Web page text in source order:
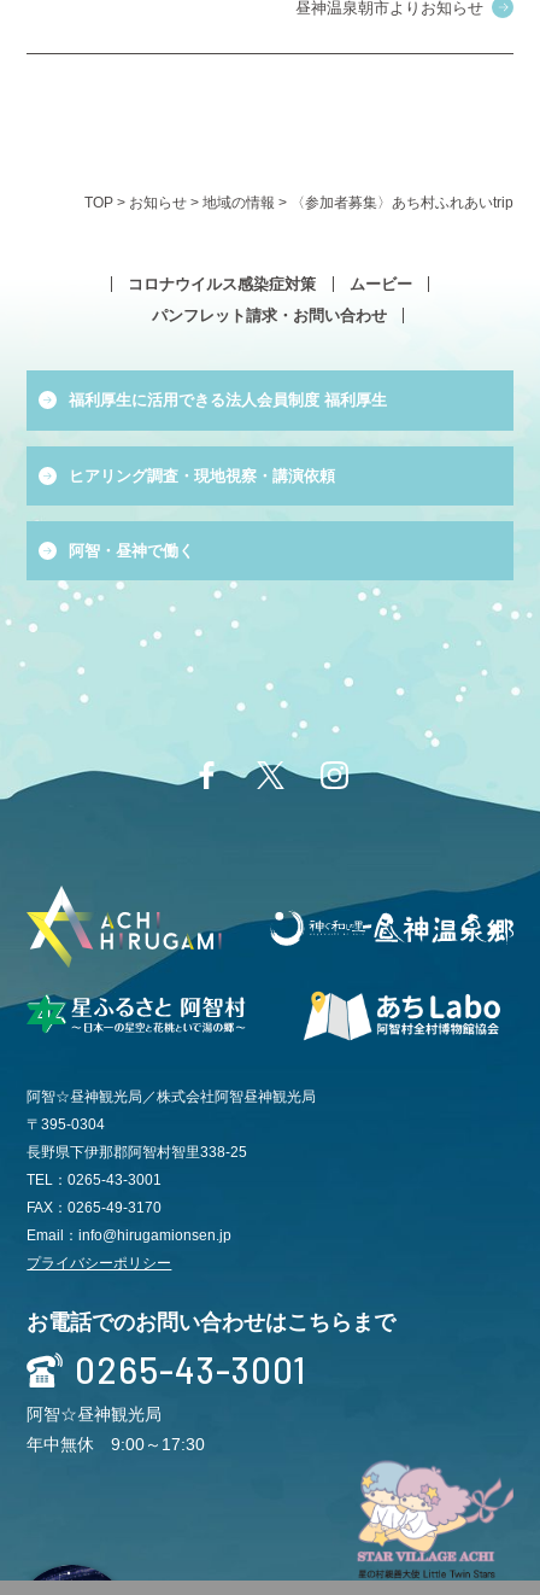
昼神温泉朝市よりお知らせ
TOP> お知らせ> 地域の情報 > 〈参加者募集〉あち村ふれあいtrip
コロナウイルス感染症対策
ムービー
パンフレット請求・お問い合わせ
福利厚生に活用できる法人会員制度 福利厚生
ヒアリング調査・現地視察・講演依頼
阿智・昼神で働く
阿智☆昼神観光局／株式会社阿智昼神観光局
〒395-0304
長野県下伊那郡阿智村智里338-25
TEL：0265-43-3001
FAX：0265-49-3170
Email：info@hirugamionsen.jp
プライバシーポリシー
お電話でのお問い合わせはこちらまで
0265-43-3001
阿智☆昼神観光局
年中無休 9:00～17:30